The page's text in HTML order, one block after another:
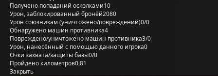
Получено попаданий осколками10
Урон, заблокированный бронёй2080
Урон союзникам (уничтожено/повреждений)0/0
Обнаружено машин противника4
Повреждено/уничтожено машин противника3/0
Урон, нанесённый с помощью данного игрока0
Очки захвата/защиты базы0/0
Пройдено километров0,81
Закрыть